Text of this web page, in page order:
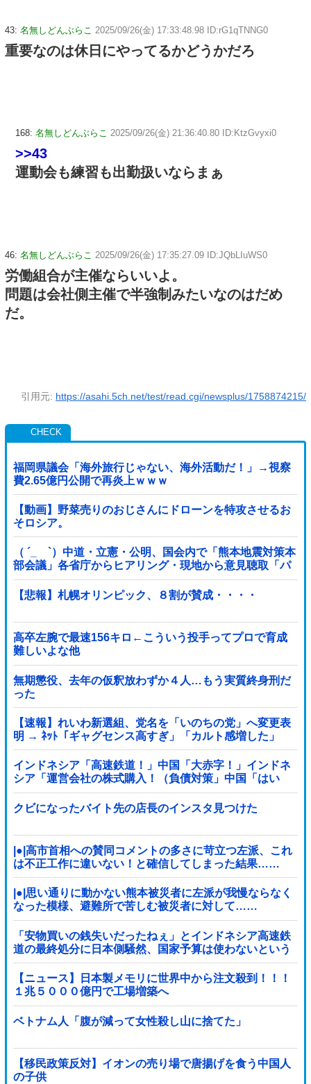
43: 名無しどんぶらこ 2025/09/26(金) 17:33:48.98 ID:rG1qTNNG0
重要なのは休日にやってるかどうかだろ
168: 名無しどんぶらこ 2025/09/26(金) 21:36:40.80 ID:KtzGvyxi0
>>43
運動会も練習も出勤扱いならまぁ
46: 名無しどんぶらこ 2025/09/26(金) 17:35:27.09 ID:JQbLIuWS0
労働組合が主催ならいいよ。
問題は会社側主催で半強制みたいなのはだめ
だ。
引用元: https://asahi.5ch.net/test/read.cgi/newsplus/1758874215/
福岡県議会「海外旅行じゃない、海外活動だ！」→視察
費2.65億円公開で再炎上ｗｗｗ
【動画】野菜売りのおじさんにドローンを特攻させるお
そロシア。
（ ´_ゝ`）中道・立憲・公明、国会内で「熊本地震対策本
部会議」各省庁からヒアリング・現地から意見聴取「パ
ーティション、人手、宿泊施設の不足や、...
【悲報】札幌オリンピック、８割が賛成・・・・
高卒左腕で最速156キロ←こういう投手ってプロで育成
難しいよな他
無期懲役、去年の仮釈放わずか４人…もう実質終身刑だ
った
【速報】れいわ新選組、党名を「いのちの党」へ変更表
明 → ﾈｯﾄ「ギャグセンス高すぎ」「カルト感増した」
「迷走しすぎｗ」ｗｗｗｗｗｗｗｗｗｗｗｗｗｗｗ
インドネシア「高速鉄道！」中国「大赤字！」インドネ
シア「運営会社の株式購入！（負債対策」中国「はい
（巨額負債」インドネシア「700km延伸計画！（実質中
止」→
クビになったバイト先の店長のインスタ見つけた
|●|高市首相への賛同コメントの多さに苛立つ左派、これ
は不正工作に違いない！と確信してしまった結果……
|●|思い通りに動かない熊本被災者に左派が我慢ならなく
なった模様、避難所で苦しむ被災者に対して……
「安物買いの銭失いだったねぇ」とインドネシア高速鉄
道の最終処分に日本側騒然、国家予算は使わないという
と何が財源なんだ？
【ニュース】日本製メモリに世界中から注文殺到！！！
１兆５０００億円で工場増築へ
ベトナム人「腹が減って女性殺し山に捨てた」
【移民政策反対】イオンの売り場で唐揚げを食う中国人
の子供